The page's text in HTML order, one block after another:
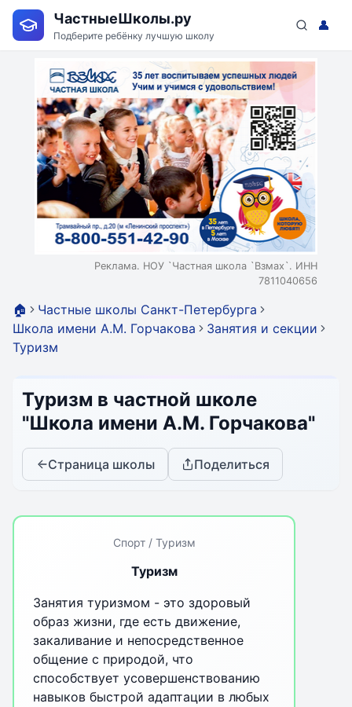
ЧастныеШколы.ру
Подберите ребёнку лучшую школу
👤
Реклама. НОУ `Частная школа `Взмах`. ИНН
7811040656
🏠
Частные школы Санкт-Петербурга
Школа имени А.М. Горчакова
Занятия и секции
Туризм
Туризм в частной школе
"Школа имени А.М. Горчакова"
Страница школы Поделиться
Спорт / Туризм
Туризм
Занятия туризмом - это здоровый
образ жизни, где есть движение,
закаливание и непосредственное
общение с природой, что
способствует усовершенствованию
навыков быстрой адаптации в любых